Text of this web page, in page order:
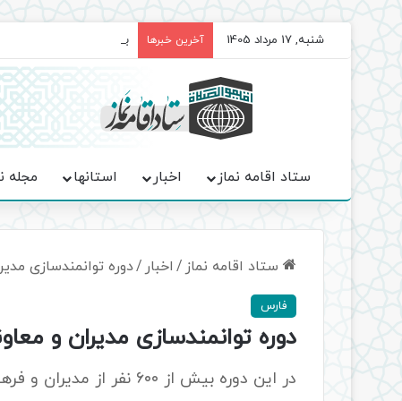
شنبه, 17 مرداد 1405 آخرین خبرها برگزاری باشکوه نمازهای
ستاد اقامه نماز اخبار استانها مجله
ستاد اقامه نماز / اخبار /دوره توانمندسازی
فارس
دوره توانمندسازی مدیران و
در این دوره بیش از ۶۰۰ نفر از مدیران و فرهنگیان مدارس شیراز شرکت کردند.